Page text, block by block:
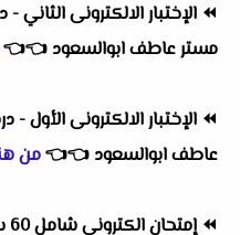
⏪ الإختبار الالكترونى الثاني
مستر عاطف ابوالسعود 👈
👈
⏪ الإختبار الالكترونى
عاطف ابوالسعود 👈
👈من
⏪